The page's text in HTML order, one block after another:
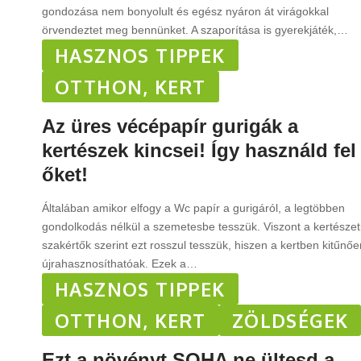
gondozása nem bonyolult és egész nyáron át virágokkal
örvendeztet meg bennünket. A szaporítása is gyerekjáték,
HASZNOS TIPPEK
OTTHON, KERT
Az üres vécépapír gurigák a
kertészek kincsei! Így használd fel
őket!
Általában amikor elfogy a Wc papír a gurigáról, a legtöbben
gondolkodás nélkül a szemetesbe tesszük. Viszont a
szakértők szerint ezt rosszul tesszük, hiszen a kertben
újrahasznosíthatóak. Ezek a
HASZNOS TIPPEK
OTTHON, KERT
ZÖLDSÉGEK